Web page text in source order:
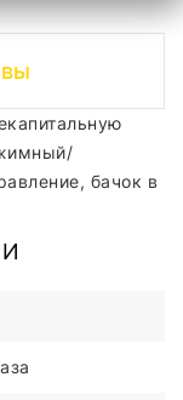
бачок в